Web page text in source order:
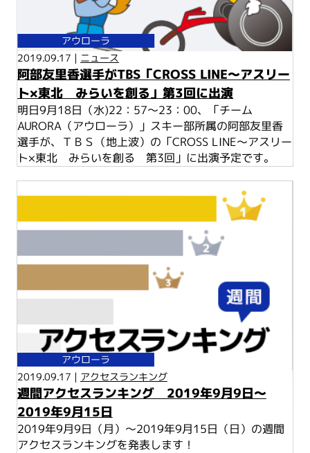
アウローラ
2019.09.17 | ニュース
阿部友里香選手がTBS「CROSS LINE～アスリー
ト×東北 みらいを創る」第3回に出演
明日9月18日（水)22：57～23：00、「チーム
AURORA（アウローラ）」スキー部所属の阿部友里香
選手が、ＴＢＳ（地上波）の「CROSS LINE～アスリー
ト×東北 みらいを創る 第3回」に出演予定です。
アウローラ
2019.09.17 | アクセスランキング
週間アクセスランキング 2019年9月9日～
2019年9月15日
2019年9月9日（月）～2019年9月15日（日）の週間
アクセスランキングを発表します！